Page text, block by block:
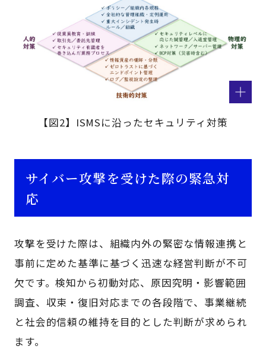
【図2】ISMSに沿ったセキュリティ対策
サイバー攻撃を受けた際の緊急対
応
攻撃を受けた際は、組織内外の緊密な情報連携と
事前に定めた基準に基づく迅速な経営判断が不可
欠です。検知から初動対応、原因究明・影響範囲
調査、収束・復旧対応までの各段階で、事業継続
と社会的信頼の維持を目的とした判断が求められ
ます。